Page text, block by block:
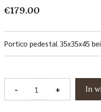
€179.00
Portico pedestal 35x35x45
-
Plantentafel
+ In